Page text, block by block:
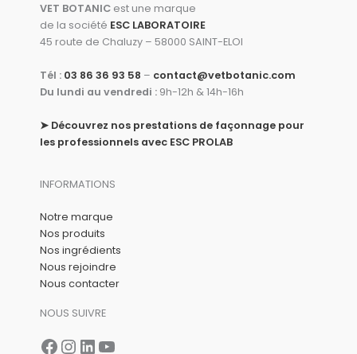
VET BOTANIC est une marque
de la société ESC LABORATOIRE
45 route de Chaluzy – 58000 SAINT-ELOI
Tél : 03 86 36 93 58 – contact@vetbotanic.com
Du lundi au vendredi : 9h-12h & 14h-16h
➤ Découvrez nos prestations de façonnage pour
les professionnels avec ESC PROLAB
INFORMATIONS
Notre marque
Nos produits
Nos ingrédients
Nous rejoindre
Nous contacter
NOUS SUIVRE
Facebook
Instagram
LinkedIn
YouTube